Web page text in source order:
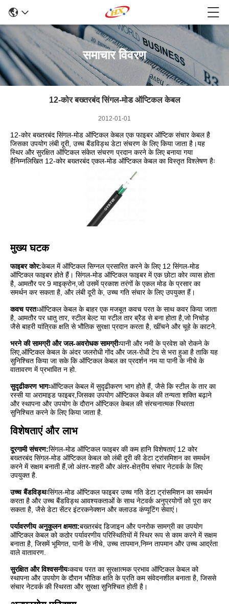
समाचार विवरण
12-कोर बख्तरबंद सिंगल-मोड ऑप्टिकल केबल
2012-01-01
12-कोर बख्तरबंद सिंगल-मोड ऑप्टिकल केबल एक फाइबर ऑप्टिक संचार केबल है
जिसका उपयोग लंबी दूरी, उच्च बैंडविड्थ डेटा संचरण के लिए किया जाता है।यह
स्थिर और सुरक्षित ऑप्टिकल संकेत संचरण प्रदान करने के लिए बनाया गया
हैनिम्नलिखित 12-कोर बख्तरबंद एकल-मोड ऑप्टिकल केबल का विस्तृत विश्लेषण हैः
मुख्य घटक
फाइबर कोर:केबल में ऑप्टिकल सिग्नल प्रसारित करने के लिए 12 सिंगल-मोड
ऑप्टिकल फाइबर होते हैं। सिंगल-मोड ऑप्टिकल फाइबर में एक छोटा कोर व्यास होता
है, आमतौर पर 9 माइक्रोन,जो उसमें प्रकाश तरंगों के एकल मोड के प्रसार का
समर्थन कर सकता है, और लंबी दूरी के, उच्च गति संचार के लिए उपयुक्त हैं।
कवच परतःऑप्टिकल केबल के बाहर एक मजबूत कवच परत के साथ कवर किया जाता
है, आमतौर पर धातु तार, स्टील बेल्ट या स्टील तार ब्रैड से बना होता है,जो निचोड़
जैसे बाहरी यांत्रिक क्षति से भौतिक सुरक्षा प्रदान करता है, खींचने और चूहे के काटने.
भरने की सामग्री और जल-अवरोधक सामग्रीःपानी और नमी के प्रवेश को रोकने के
लिए,ऑप्टिकल केबल के अंदर जलरोधी गोंद और जल-रोधी टेप से भरा हुआ है ताकि यह
सुनिश्चित किया जा सके कि ऑप्टिकल केबल का प्रदर्शन नम या पानी के नीचे के
वातावरण में प्रभावित न हो.
सुदृढीकरण भागःऑप्टिकल केबल में सुदृढीकरण भाग होते हैं, जैसे कि स्टील के तार का
रस्सी या अरामाइड फाइबर,जिसका उपयोग ऑप्टिकल केबल की तन्यता शक्ति बढ़ाने
और स्थापना और उपयोग के दौरान ऑप्टिकल केबल की संरचनात्मक स्थिरता
सुनिश्चित करने के लिए किया जाता है.
विशेषताएं और लाभ
दूरगामी संचरण:सिंगल-मोड ऑप्टिकल फाइबर की कम हानि विशेषताएं 12 कोर
बख्तरबंद सिंगल-मोड ऑप्टिकल केबल को लंबी दूरी की डेटा ट्रांसमिशन का समर्थन
करने में सक्षम बनाती हैं,जो अंतर-शहरी और अंतर-क्षेत्रीय संचार नेटवर्क के लिए
उपयुक्त है.
उच्च बैंडविड्थःसिंगल-मोड ऑप्टिकल फाइबर उच्च गति डेटा ट्रांसमिशन का समर्थन
करता है और उच्च बैंडविड्थ आवश्यकताओं के साथ नेटवर्क अनुप्रयोगों को पूरा कर
सकता है, जैसे डेटा सेंटर इंटरकनेक्शन और क्लाउड कंप्यूटिंग सेवाएं।
पर्यावरणीय अनुकूलन क्षमता:बख्तरबंद डिजाइन और पनरोक सामग्री का उपयोग
ऑप्टिकल केबल को कठोर पर्यावरणीय परिस्थितियों में स्थिर रूप से काम करने में सक्षम
बनाता है, जिसमें भूमिगत, पानी के नीचे, उच्च तापमान,निम्न तापमान और उच्च आर्द्रता
वाले वातावरण.
सुरक्षित और विश्वसनीयःकवच परत का सुरक्षात्मक प्रभाव ऑप्टिकल केबल को
स्थापना और उपयोग के दौरान भौतिक क्षति के प्रति कम संवेदनशील बनाता है, जिससे
संचार नेटवर्क की स्थिरता और सुरक्षा सुनिश्चित होती है।